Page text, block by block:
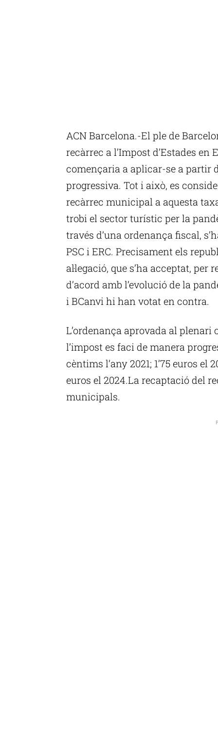
ACN Barcelona.-El ple de
recàrrec a l’Impost d’Estades
començaria a aplicar-se a partir
progressiva. Tot i això, es
recàrrec municipal a aquesta
trobi el sector turístic per la
través d’una ordenança fiscal,
PSC i ERC. Precisament els
al·legació, que s’ha acceptat,
d’acord amb l’evolució de la
i BCanvi hi han votat en contra.
L’ordenança aprovada al plenari
l’impost es faci de manera
cèntims l’any 2021; 1’75 euros el
euros el 2024.La recaptació del
municipals.